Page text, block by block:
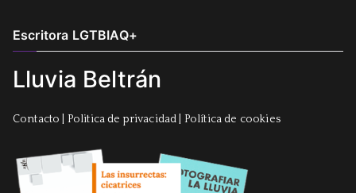
Escritora LGTBIAQ+
Lluvia Beltrán
Contacto Politica de privacidad Política de cookies